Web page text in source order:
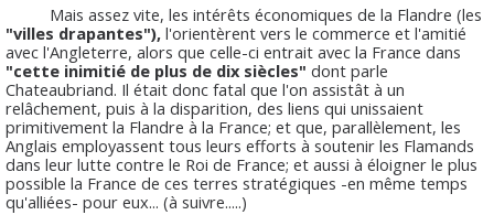
Mais assez vite, les intérêts économiques de la Flandre (les
"villes drapantes"), l'orientèrent vers le commerce et l'amitié
avec l'Angleterre, alors que celle-ci entrait avec la France dans
"cette inimitié de plus de dix siècles" dont parle
Chateaubriand. Il était donc fatal que l'on assistât à un
relâchement, puis à la disparition, des liens qui unissaient
primitivement la Flandre à la France; et que, parallèlement, les
Anglais employassent tous leurs efforts à soutenir les Flamands
dans leur lutte contre le Roi de France; et aussi à éloigner le plus
possible la France de ces terres stratégiques -en même temps
qu'alliées- pour eux... (à suivre.....)